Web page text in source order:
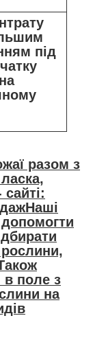
під
разом з
Наші
в поле з
на